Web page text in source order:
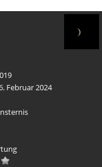
Februar 2024